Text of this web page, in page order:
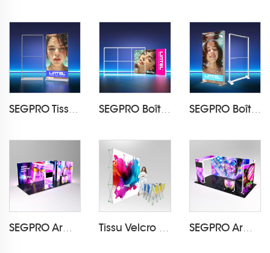
SEGPRO Tissu Rechargeable Boîte à Lumière AffichageLT-ALF85-T3 SEGPRO Boîte à Lumière Modulaire en PVC LT-PLF120 3000*2000mm SEGPRO Boîte à Lumière Courbée en Tissu LT-PLF120 1000*2000mm
SEGPRO Armoire & TV 3*6 Cabine Tissu Velcro Pop Up Display LT-09L2-A SEGPRO Armoire & TV 3*6 Cabine